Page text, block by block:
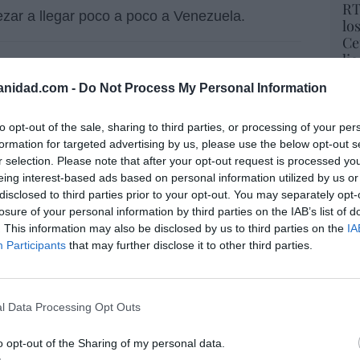
- Do Not Process My Personal Information
opt-out of the sale, sharing to third parties, or processing of your
for targeted advertising by us, please use the below opt-out
selection. Please note that after your opt-out request is processed
interest-based ads based on personal information utilized by us
to third parties prior to your opt-out. You may separately
of your personal information by third parties on the IAB’s list of
This information may also be disclosed by us to third parties on the
Participants that may further disclose it to other third parties.
Data Processing Opt Outs
opt-out of the Sharing of my personal data.
a llegar poco a poco a Venezuela.
de la@UMEgobpreparados
de rescate en el terremoto de
combina el empleo de
adiestrados y de
cámaras de rescate o
7H8YbEp2Z5— Ministerio Defensa
our deepest condolences to the
the devastating
tu